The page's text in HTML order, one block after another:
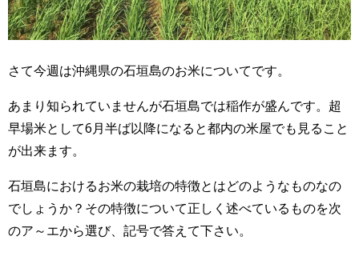
さて今週は沖縄県の石垣島のお米についてです。
あまり知られていませんが石垣島では稲作が盛んです。超
早場米として6月半ば以降になると都内の米屋でも見ること
が出来ます。
石垣島におけるお米の栽培の特徴とはどのようなものなの
でしょうか？その特徴について正しく述べているものを次
のア～エから選び、記号で答えて下さい。